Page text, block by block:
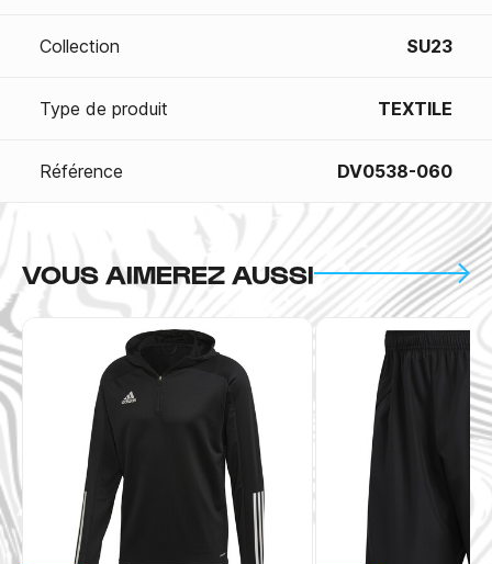
Collection SU23
Type de produit TEXTILE
Référence DV0538-060
VOUS AIMEREZ AUSSI